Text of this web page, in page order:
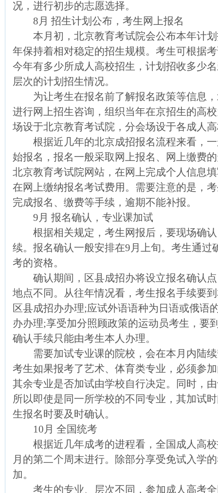
况，进行初步的志愿选择。
8月 招生计划公布，考生网上报名
本月初，北京教育考试院会公布本年计划
年保持着相对稳定的招生规模。考生可根据
今年有多少所成人高校招生，计划招收多少
层次的计划招生情况。
为让考生在报名前了解报名政策等信息，
进行网上招生咨询，组织当年在京招生的高
场设于北京教育考试院，分会场设于各成人
根据近几年的北京成招报名流程来看，一
始报名，报名一般采取网上报名、网上缴费
北京教育考试院网站，在网上完成个人信息
在网上缴纳报名考试费用。需要注意的是，
完成报名、缴费等手续，逾期不能补报。
9月 报名确认，专业课加试
根据相关规定，考生网报后，要现场确认
续。报名确认一般安排在9月上旬。考生通过
考的资格。
确认期间，区县成招办将设立报名确认点
地点不同。从往年情况看，考生报名手续要
区县成招办办理;应试外语语种为日语或俄语
办办理;享受加分照顾政策的运动员考生，要
确认手续只能由考生本人办理。
需要加试专业课的院校，会在本月内陆续
考生如果报考了艺术、体育类专业，必须参
其余专业是否加试由学校自行决定。同时，
所以即使是同一所学校的不同专业，其加试
生报名时要及时确认。
10月 全国统考
根据近几年成考的进程看，全国成人高校
月的第二个周末进行。除部分享受免试入学
加。
考生的专业、层次不同，参加成人高考全